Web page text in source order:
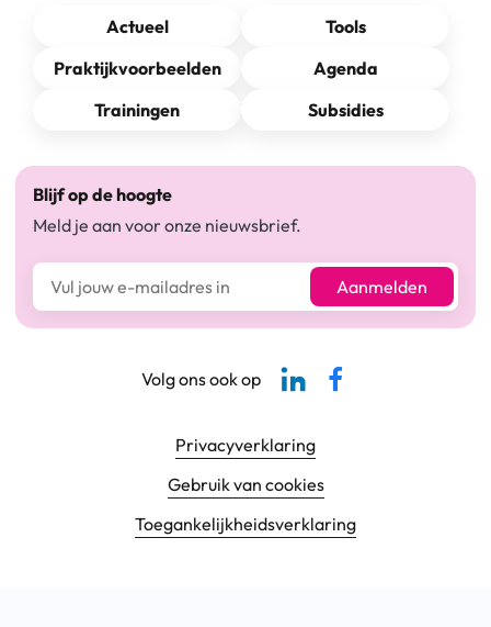
Actueel
Tools
Praktijkvoorbeelden
Agenda
Trainingen
Subsidies
Blijf op de hoogte
Meld je aan voor onze nieuwsbrief.
E-mailadres* Aanmelden
Footer navigatie
Privacyverklaring
Gebruik van cookies
Toegankelijkheids­verklaring
Volg ons ook op
Linkedin-pagina SBCM
Facebook SBCM